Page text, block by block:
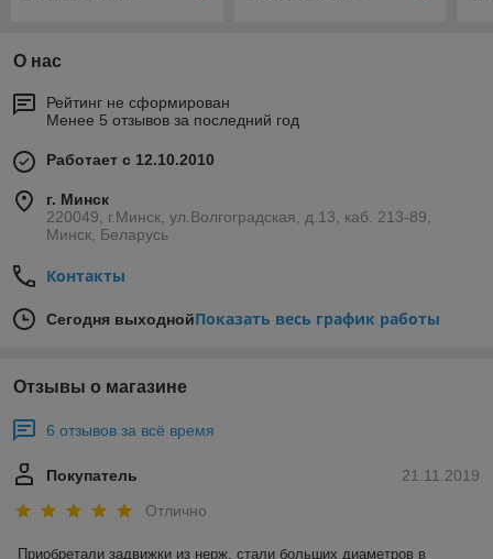
О нас
Рейтинг не сформирован
Менее 5 отзывов за последний год
Работает с 12.10.2010
г. Минск
220049, г.Минск, ул.Волгоградская, д.13, каб. 213-89,
Минск, Беларусь
Контакты
Сегодня выходнойПоказать весь график работы
Отзывы о магазине
6 отзывов за всё время
21.11.2019
Покупатель
Отлично
Приобретали задвижки из нерж. стали больших диаметров в